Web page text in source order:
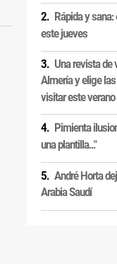
Rápida y
este jueves
Una revista de
Almería y elige
visitar este verano
Pimienta
una plantilla..."
André Horta
Arabia Saudí